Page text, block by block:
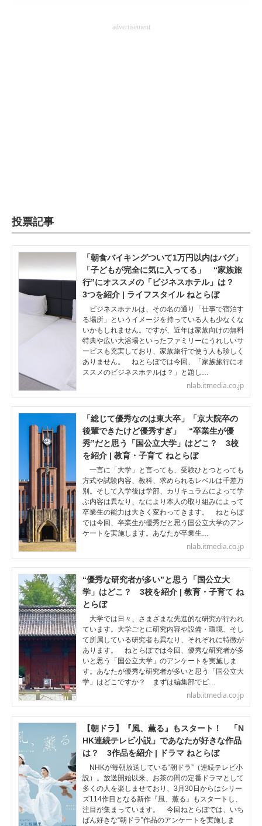
advertisement
投票記事
「朝食バイキングついて1万円以内はバグ」
「子どもが完全に気に入ってる」 “家族旅
行”にオススメの「ビジネスホテル」は？
3つを紹介 | ライフスタイル ねとらぼ
ビジネスホテルは、その名の通り「仕事で宿泊す
る場所」というイメージを持っている人も少なくな
いかもしれません。ですが、近年は家族向けの無料
特典や広い大浴場といったファミリーにうれしいサ
ービスも充実しており、家族旅行で使う人も珍しく
ありません。 ねとらぼでは今回、「家族旅行にオ
ススメのビジネスホテルは？」と題し…
nlab.itmedia.co.jp
「総じて優秀なのは東大卒」「京大院卒の
後輩できたけど優秀すぎ」 “卒業生が優
秀”だと思う「国公立大学」はどこ？ 3校
を紹介 | 教育・子育て ねとらぼ
一言に「大学」と言っても、受験ひとつとっても
方式や試験内容、教科、求められるレベルは千差万
別。そして入学後は学部、カリキュラムによって学
ぶ内容は異なり、なにより本人の取り組みによって
卒業生の能力は大きく変わってきます。 ねとらぼ
では今回、卒業生が優秀だと思う国公立大学のアン
ケートを実施します。あなたが卒業生…
nlab.itmedia.co.jp
“優秀な研究者が多い”と思う「国公立大
学」はどこ？ 3校を紹介 | 教育・子育て ね
とらぼ
大学では日々、さまざまな先進的な研究が行われ
ています。大学ごとに研究内容や設備・環境、そし
て所属している研究者も異なり、それぞれに特徴が
あります。 ねとらぼでは今回、優秀な研究者が多
いと思う「国公立大学」のアンケートを実施しま
す。あなたが優秀な研究者が多いと思う「国公立大
学」はどこですか？ まずは編集部でピ…
nlab.itmedia.co.jp
【朝ドラ】『風、薫る』もスタート！ 「N
HK連続テレビ小説」であなたが好きな作品
は？ 3作品を紹介 | ドラマ ねとらぼ
NHKが毎朝放送している“朝ドラ”（連続テレビ小
説）。放送開始以来、お茶の間の定番ドラマとして
多くの人を楽しませており、3月30日からはシリー
ズ114作目となる新作『風、薫る』もスタートし、
注目が集まっています。 今回ねとらぼでは、いち
ばん好きな“朝ドラ”作品のアンケートを実施しま